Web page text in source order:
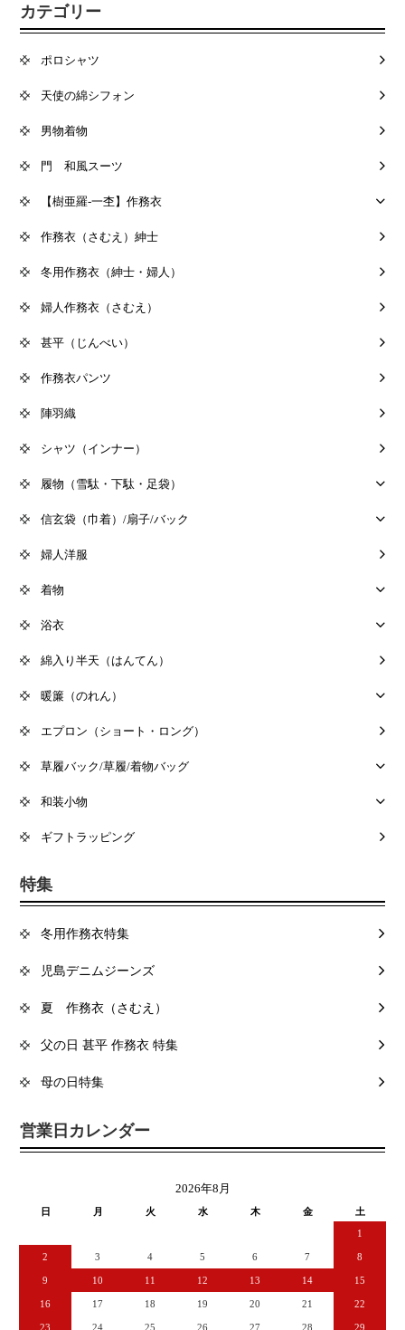
カテゴリー
ポロシャツ
天使の綿シフォン
男物着物
門 和風スーツ
【樹亜羅-一杢】作務衣
作務衣（さむえ）紳士
冬用作務衣（紳士・婦人）
婦人作務衣（さむえ）
甚平（じんべい）
作務衣パンツ
陣羽織
シャツ（インナー）
履物（雪駄・下駄・足袋）
信玄袋（巾着）/扇子/バック
婦人洋服
着物
浴衣
綿入り半天（はんてん）
暖簾（のれん）
エプロン（ショート・ロング）
草履バック/草履/着物バッグ
和装小物
ギフトラッピング
特集
冬用作務衣特集
児島デニムジーンズ
夏 作務衣（さむえ）
父の日 甚平 作務衣 特集
母の日特集
営業日カレンダー
2026年8月
日 月 火 水 木 金
土
1
2 3 4 5 6 7 8
9 10 11 12 13 14 15
16 17 18 19 20 21 22
23 24 25 26 27 28 29